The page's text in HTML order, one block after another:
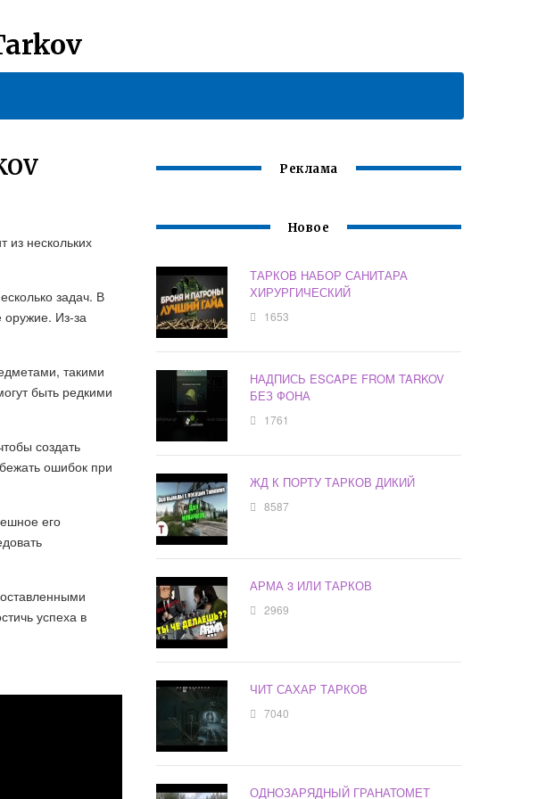
из нескольких
задач. В
оружие. Из-за
такими
быть редкими
создать
ошибок при
его
успеха в
Реклама
Новое
ТАРКОВ НАБОР САНИТАРА
ХИРУРГИЧЕСКИЙ
1653
НАДПИСЬ ESCAPE FROM TARKOV
БЕЗ ФОНА
1761
ЖД К ПОРТУ ТАРКОВ ДИКИЙ
8587
АРМА 3 ИЛИ ТАРКОВ
2969
ЧИТ САХАР ТАРКОВ
7040
ОДНОЗАРЯДНЫЙ ГРАНАТОМЕТ